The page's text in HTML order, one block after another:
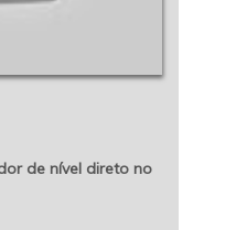
de nível direto no